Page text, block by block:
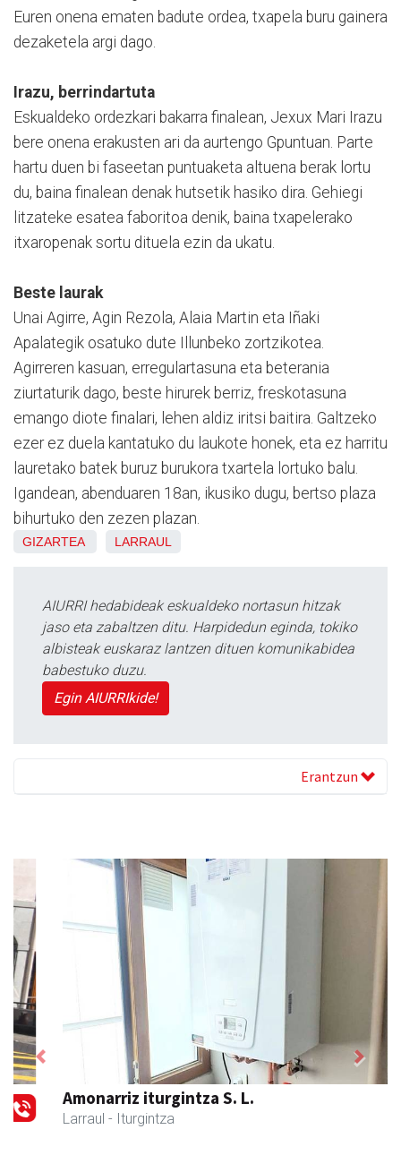
Euren onena ematen badute ordea, txapela buru gainera
dezaketela argi dago.
Irazu, berrindartuta
Eskualdeko ordezkari bakarra finalean, Jexux Mari Irazu
bere onena erakusten ari da aurtengo Gpuntuan. Parte
hartu duen bi faseetan puntuaketa altuena berak lortu
du, baina finalean denak hutsetik hasiko dira. Gehiegi
litzateke esatea faboritoa denik, baina txapelerako
itxaropenak sortu dituela ezin da ukatu.
Beste laurak
Unai Agirre, Agin Rezola, Alaia Martin eta Iñaki
Apalategik osatuko dute Illunbeko zortzikotea.
Agirreren kasuan, erregulartasuna eta beterania
ziurtaturik dago, beste hirurek berriz, freskotasuna
emango diote finalari, lehen aldiz iritsi baitira. Galtzeko
ezer ez duela kantatuko du laukote honek, eta ez harritu
lauretako batek buruz burukora txartela lortuko balu.
Igandean, abenduaren 18an, ikusiko dugu, bertso plaza
bihurtuko den zezen plazan.
GIZARTEA LARRAUL
AIURRI hedabideak eskualdeko nortasun hitzak
jaso eta zabaltzen ditu. Harpidedun eginda, tokiko
albisteak euskaraz lantzen dituen komunikabidea
babestuko duzu.
Egin AIURRIkide!
Erantzun
Amonarriz iturgintza S. L.
Larraul - Iturgintza
Previous Next